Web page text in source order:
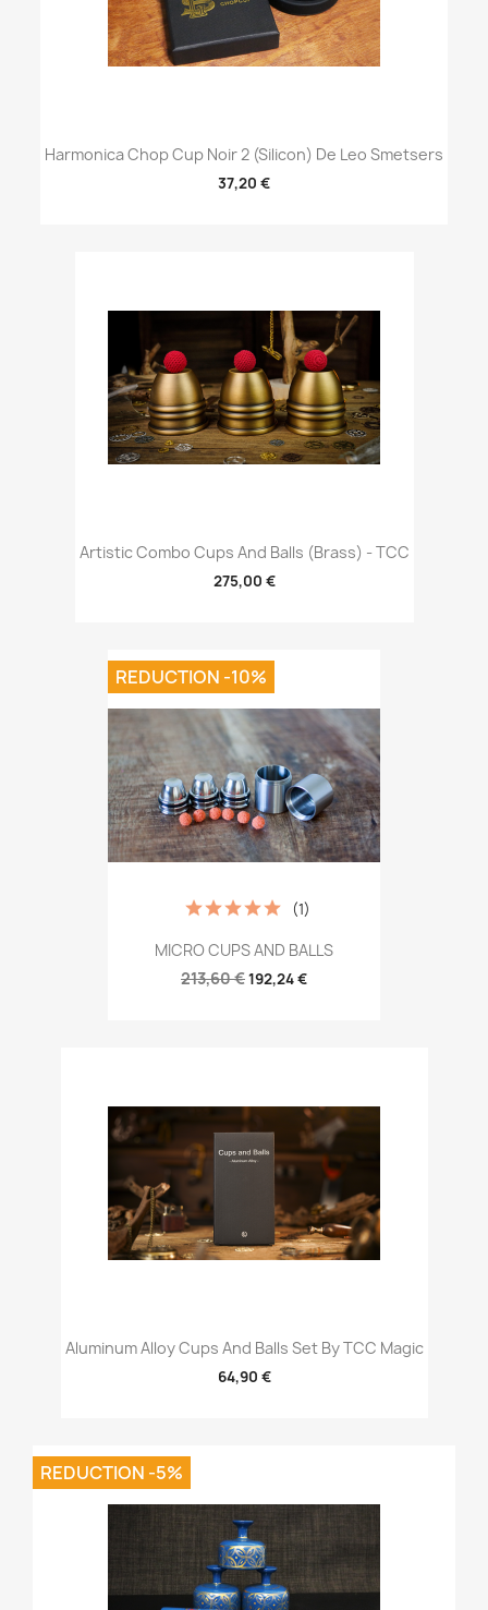
Harmonica Chop Cup Noir 2 (Silicon) De Leo Smetsers
37,20 €
Artistic Combo Cups And Balls (Brass) - TCC
275,00 €
MICRO CUPS AND BALLS
213,60 €192,24 €
(1)
REDUCTION -10%
Aluminum Alloy Cups And Balls Set By TCC Magic
64,90 €
REDUCTION -5%